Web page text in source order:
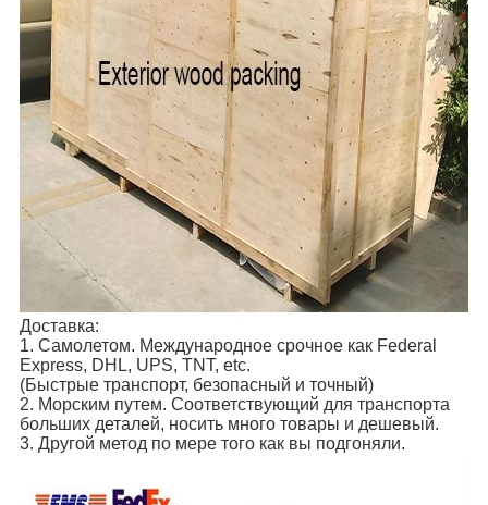
Доставка:
1. Самолетом. Международное срочное как Federal
Express, DHL, UPS, TNT, etc.
(Быстрые транспорт, безопасный и точный)
2. Морским путем. Соответствующий для транспорта
больших деталей, носить много товары и дешевый.
3. Другой метод по мере того как вы подгоняли.